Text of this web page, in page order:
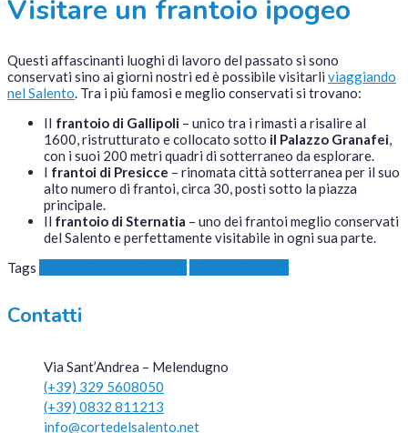
Visitare un frantoio ipogeo
Questi affascinanti luoghi di lavoro del passato si sono
conservati sino ai giorni nostri ed è possibile visitarli viaggiando
nel Salento. Tra i più famosi e meglio conservati si trovano:
II frantoio di Gallipoli – unico tra i rimasti a risalire al
1600, ristrutturato e collocato sotto il Palazzo Granafei,
con i suoi 200 metri quadri di sotterraneo da esplorare.
I frantoi di Presicce – rinomata città sotterranea per il suo
alto numero di frantoi, circa 30, posti sotto la piazza
principale.
Il frantoio di Sternatia – uno dei frantoi meglio conservati
del Salento e perfettamente visitabile in ogni sua parte.
Tags
Contatti
Via Sant’Andrea – Melendugno
(+39) 329 5608050
(+39) 0832 811213
info@cortedelsalento.net